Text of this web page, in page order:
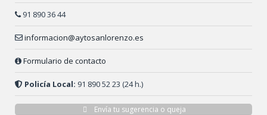
91 890 36 44
informacion@aytosanlorenzo.es
Formulario de contacto
Policía Local: 91 890 52 23 (24 h.)
Envía tu sugerencia o queja